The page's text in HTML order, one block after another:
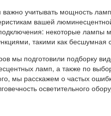
учитывать мощность
вашей
некоторые лампы
такими как бесшумная
мы подготовили подборку
ламп, а также по
мы расскажем о частых
осветительного